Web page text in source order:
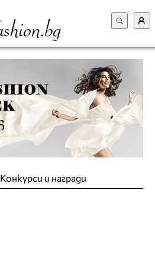
Конкурси и награди